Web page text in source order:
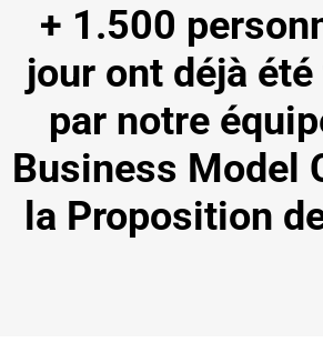
+ 1.500
jour ont déjà
par notre
Business Model
la Proposition